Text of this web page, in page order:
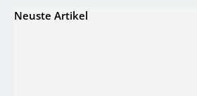
Neuste Artikel